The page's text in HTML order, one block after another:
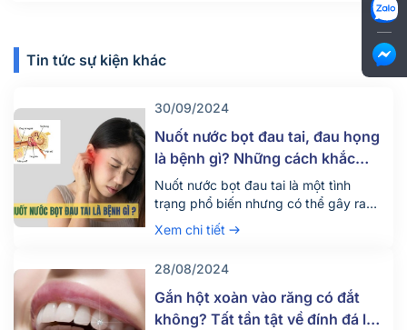
Tin tức sự kiện khác
30/09/2024
Nuốt nước bọt đau tai, đau họng
là bệnh gì? Những cách khắc
phục hiệu quả
Nuốt nước bọt đau tai là một tình
trạng phổ biến nhưng có thể gây ra
nhiều khó chịu và lo lắng cho người
mắc phải. Triệu chứng này có thể xuất
Cùng Nha khoa Parkway tìm hiểu rõ
hơn về nguyên nhân, dấu hiệu và cách
khắc […]
Xem chi tiết
28/08/2024
Gắn hột xoàn vào răng có đắt
không? Tất tần tật về đính đá lên